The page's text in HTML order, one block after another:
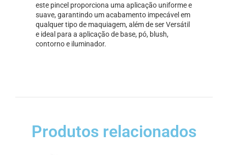
este pincel proporciona uma aplicação uniforme e
suave, garantindo um acabamento impecável em
qualquer tipo de maquiagem, além de ser Versátil
e ideal para a aplicação de base, pó, blush,
contorno e iluminador.
Produtos relacionados